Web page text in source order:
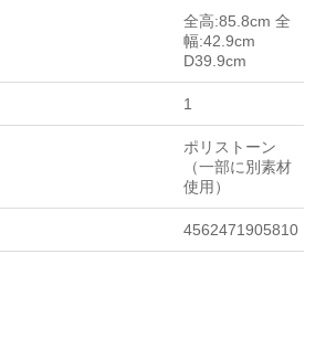
全高:85.8cm 全
幅:42.9cm
D39.9cm
1
ポリストーン
（一部に別素材
使用）
4562471905810